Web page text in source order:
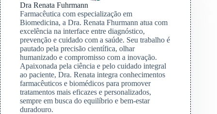
Dra Renata Fuhrmann
Farmacêutica com especialização em
Biomedicina, a Dra. Renata Fhurmann atua com
excelência na interface entre diagnóstico,
prevenção e cuidado com a saúde. Seu trabalho é
pautado pela precisão científica, olhar
humanizado e compromisso com a inovação.
Apaixonada pela ciência e pelo cuidado integral
ao paciente, Dra. Renata integra conhecimentos
farmacêuticos e biomédicos para promover
tratamentos mais eficazes e personalizados,
sempre em busca do equilíbrio e bem-estar
duradouro.